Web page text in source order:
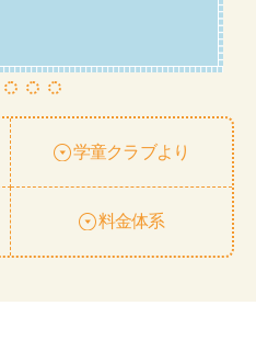
学童クラブより
料金体系